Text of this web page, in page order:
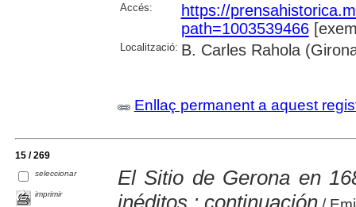
Accés:
https://
path=1003539466
Localització: B. Carles Rahola
Enllaç permanent a aquest
15 / 269
seleccionar
imprimir
El Sitio de Gerona en
inéditos : continuación